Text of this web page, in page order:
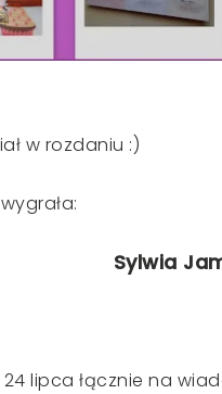
w rozdaniu :)
Sylwia
lipca łącznie na